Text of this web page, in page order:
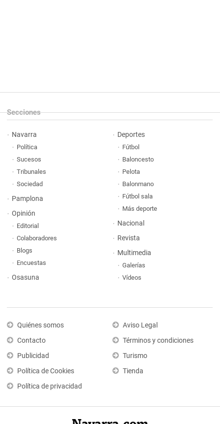
Secciones
Navarra
Política
Sucesos
Tribunales
Sociedad
Pamplona
Opinión
Editorial
Colaboradores
Blogs
Encuestas
Osasuna
Deportes
Fútbol
Baloncesto
Pelota
Balonmano
Fútbol sala
Más deporte
Nacional
Revista
Multimedia
Galerías
Vídeos
Quiénes somos
Contacto
Publicidad
Política de Cookies
Política de privacidad
Aviso Legal
Términos y condiciones
Turismo
Tienda